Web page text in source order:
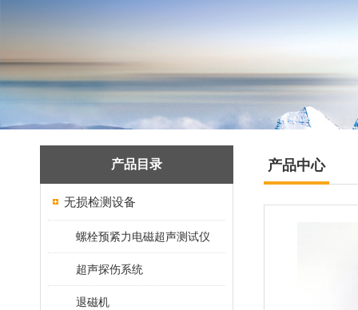
产品目录
无损检测设备
螺栓预紧力电磁超声测试仪
超声探伤系统
退磁机
产品中心